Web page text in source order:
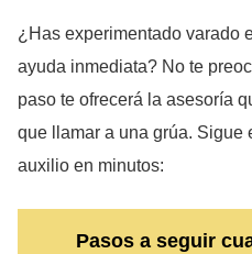
¿Has experimentado varado
ayuda inmediata? No te
paso te ofrecerá la asesoría
que llamar a una grúa. Sigue
auxilio en minutos:
Pasos a seguir